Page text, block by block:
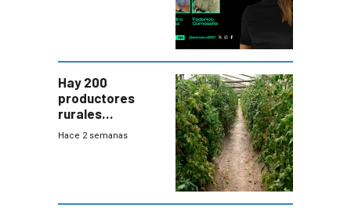
Hay 200
productores
rurales
afectados tras
Hace 2 semanas